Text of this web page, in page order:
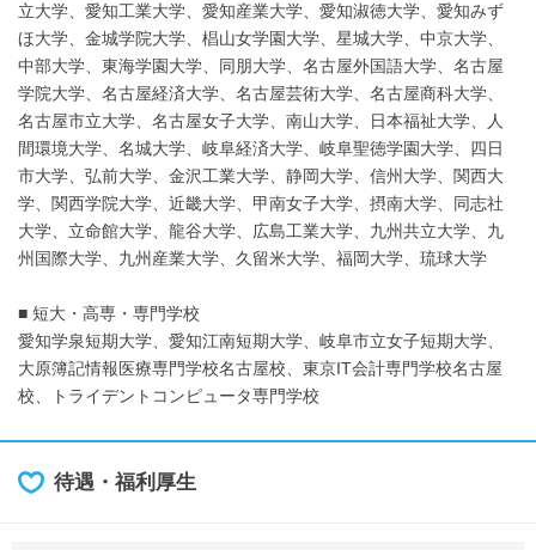
立大学、愛知工業大学、愛知産業大学、愛知淑徳大学、愛知みず
ほ大学、金城学院大学、椙山女学園大学、星城大学、中京大学、
中部大学、東海学園大学、同朋大学、名古屋外国語大学、名古屋
学院大学、名古屋経済大学、名古屋芸術大学、名古屋商科大学、
名古屋市立大学、名古屋女子大学、南山大学、日本福祉大学、人
間環境大学、名城大学、岐阜経済大学、岐阜聖徳学園大学、四日
市大学、弘前大学、金沢工業大学、静岡大学、信州大学、関西大
学、関西学院大学、近畿大学、甲南女子大学、摂南大学、同志社
大学、立命館大学、龍谷大学、広島工業大学、九州共立大学、九
州国際大学、九州産業大学、久留米大学、福岡大学、琉球大学
■ 短大・高専・専門学校
愛知学泉短期大学、愛知江南短期大学、岐阜市立女子短期大学、
大原簿記情報医療専門学校名古屋校、東京IT会計専門学校名古屋
校、トライデントコンピュータ専門学校
待遇・福利厚生